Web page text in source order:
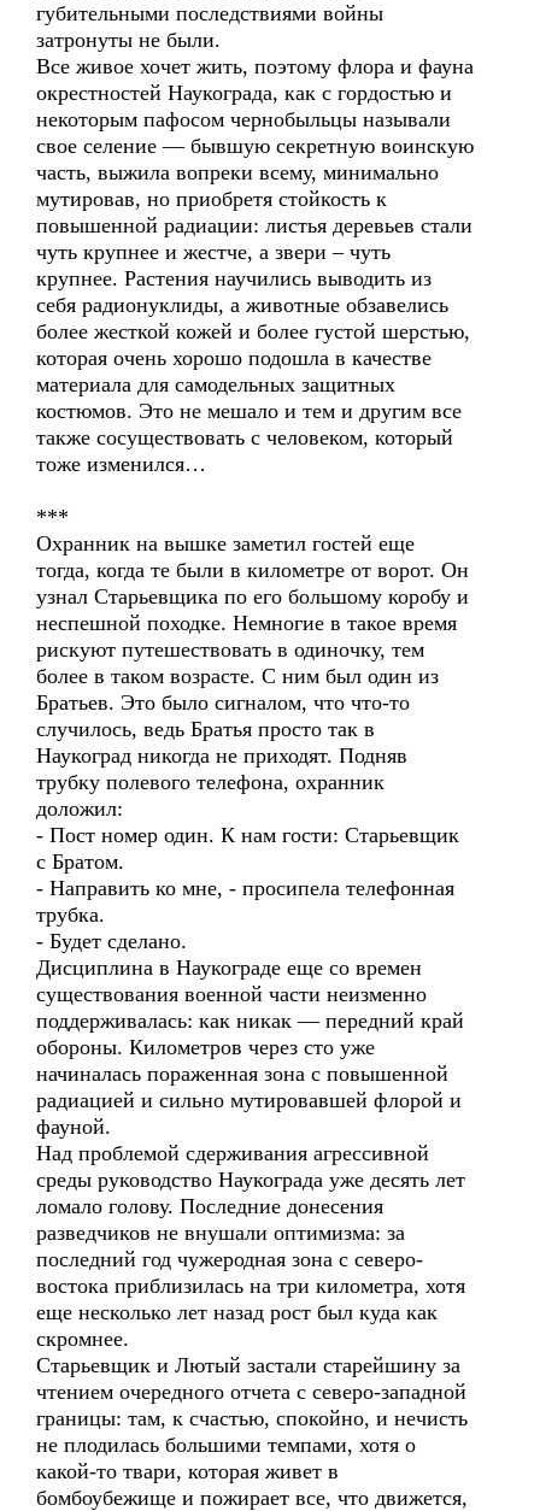
губительными последствиями войны
затронуты не были.
Все живое хочет жить, поэтому флора и фауна
окрестностей Наукограда, как с гордостью и
некоторым пафосом чернобыльцы называли
свое селение — бывшую секретную воинскую
часть, выжила вопреки всему, минимально
мутировав, но приобретя стойкость к
повышенной радиации: листья деревьев стали
чуть крупнее и жестче, а звери – чуть
крупнее. Растения научились выводить из
себя радионуклиды, а животные обзавелись
более жесткой кожей и более густой шерстью,
которая очень хорошо подошла в качестве
материала для самодельных защитных
костюмов. Это не мешало и тем и другим все
также сосуществовать с человеком, который
тоже изменился…
***
Охранник на вышке заметил гостей еще
тогда, когда те были в километре от ворот. Он
узнал Старьевщика по его большому коробу и
неспешной походке. Немногие в такое время
рискуют путешествовать в одиночку, тем
более в таком возрасте. С ним был один из
Братьев. Это было сигналом, что что-то
случилось, ведь Братья просто так в
Наукоград никогда не приходят. Подняв
трубку полевого телефона, охранник
доложил:
- Пост номер один. К нам гости: Старьевщик
с Братом.
- Направить ко мне, - просипела телефонная
трубка.
- Будет сделано.
Дисциплина в Наукограде еще со времен
существования военной части неизменно
поддерживалась: как никак — передний край
обороны. Километров через сто уже
начиналась пораженная зона с повышенной
радиацией и сильно мутировавшей флорой и
фауной.
Над проблемой сдерживания агрессивной
среды руководство Наукограда уже десять лет
ломало голову. Последние донесения
разведчиков не внушали оптимизма: за
последний год чужеродная зона с северо-
востока приблизилась на три километра, хотя
еще несколько лет назад рост был куда как
скромнее.
Старьевщик и Лютый застали старейшину за
чтением очередного отчета с северо-западной
границы: там, к счастью, спокойно, и нечисть
не плодилась большими темпами, хотя о
какой-то твари, которая живет в
бомбоубежище и пожирает все, что движется,